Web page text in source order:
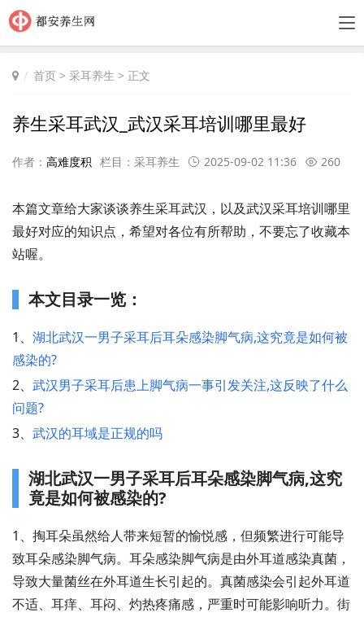
首页 > 采耳养生 > 正文
养生采耳武汉_武汉采耳培训哪里最好
作者： 高难度积 栏目： 采耳养生 2025-09-02 11:36 260
本篇文章给大家谈谈养生采耳武汉，以及武汉采耳培训哪里
最好对应的知识点，希望对各位有所帮助，不要忘了收藏本
站喔。
本文目录一览：
1、 湖北武汉一男子采耳后耳朵感染脚气病,这究竟是如何被
感染的?
2、 武汉男子采耳后患上脚气病一事引发关注,这反映了什么
问题?
3、 武汉的耳域是正规的吗
湖北武汉一男子采耳后耳朵感染脚气病,这究
竟是如何被感染的?
1、掏耳朵虽然给人带来短暂的愉悦感，但频繁进行可能导
致耳朵感染脚气病。耳朵感染脚气病是由外耳道感染真菌，
导致大量菌丝在外耳道生长引起的。真菌感染会引起外耳道
不适、耳痒、耳闷、灼热疼痛感，严重时可能影响听力。街